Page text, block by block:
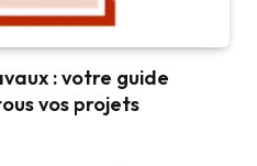
: votre guide
vos projets